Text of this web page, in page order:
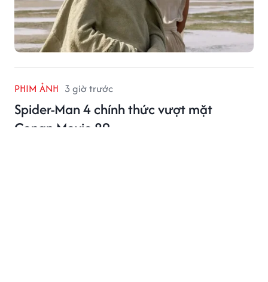
PHIM ẢNH 3 giờ trước
Spider-Man 4 chính thức vượt mặt
Conan Movie 29